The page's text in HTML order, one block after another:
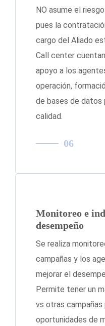
NO asume el
pues la
cargo del Aliado
Call center
apoyo a los
operación,
de bases de datos
calidad.
06
Monitoreo e
desempeño
Se realiza
campañas y los
mejorar el
Permite tener un
vs otras
oportunidades de